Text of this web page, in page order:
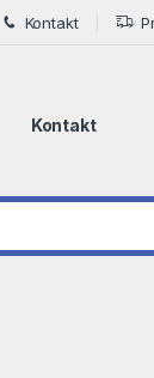
Kontakt
Kontakt